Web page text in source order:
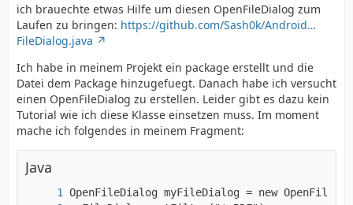
ich brauechte etwas Hilfe um diesen OpenFileDialog zum
Laufen zu bringen: https://github.com/Sash0k/Android…
FileDialog.java
Ich habe in meinem Projekt ein package erstellt und die
Datei dem Package hinzugefuegt. Danach habe ich versucht
einen OpenFileDialog zu erstellen. Leider gibt es dazu kein
Tutorial wie ich diese Klasse einsetzen muss. Im moment
mache ich folgendes in meinem Fragment:
Java